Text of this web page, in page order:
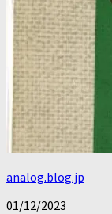
analog.blog.jp
01/12/2023